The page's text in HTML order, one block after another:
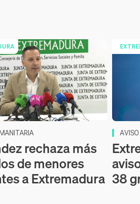
rechaza más
de menores
a Extremadura 38